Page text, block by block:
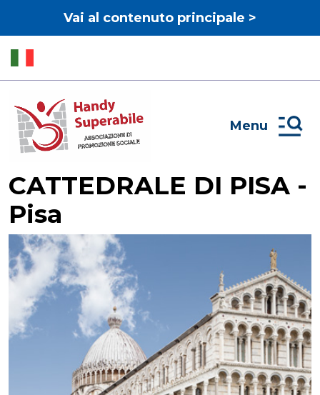
Vai al contenuto principale >
Menu
CATTEDRALE DI PISA -
Pisa